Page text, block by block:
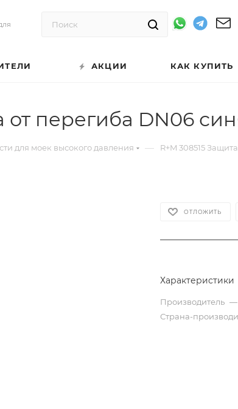
АКЦИИ КАК КУПИТЬ
от перегиба DN06
для моек высокого давления — R+M 308515
ОТЛОЖИТЬ
Характеристики
Производитель —
Страна-